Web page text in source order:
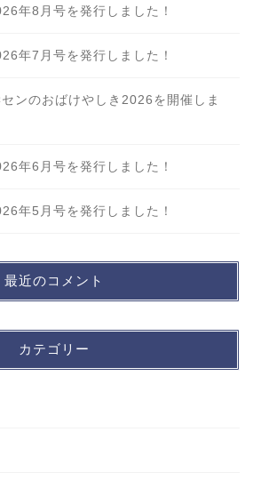
年8月号を発行しました！
年7月号を発行しました！
ンのおばけやしき2026を開催しま
年6月号を発行しました！
年5月号を発行しました！
最近のコメント
カテゴリー